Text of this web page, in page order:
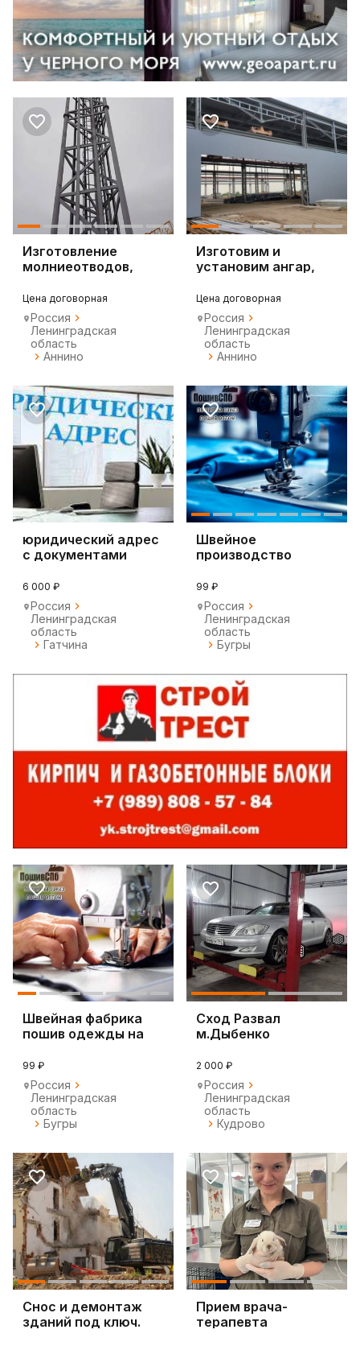
Изготовление
молниеотводов,
Цена договорная
Россия
Ленинградская
область
Аннино
Изготовим и
установим ангар,
другое
Цена договорная
Россия
Ленинградская
область
Аннино
юридический адрес
с документами
6 000 ₽
Россия
Ленинградская
область
Гатчина
Швейное
производство
заказ оптом
99 ₽
Россия
Ленинградская
область
Бугры
Швейная фабрика
пошив одежды на
99 ₽
Россия
Ленинградская
область
Бугры
Сход Развал
м.Дыбенко
2 000 ₽
Россия
Ленинградская
область
Кудрово
Снос и демонтаж
зданий под ключ.
Прием врача-
терапевта